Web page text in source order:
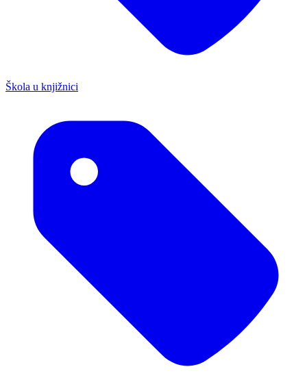
Škola u knjižnici